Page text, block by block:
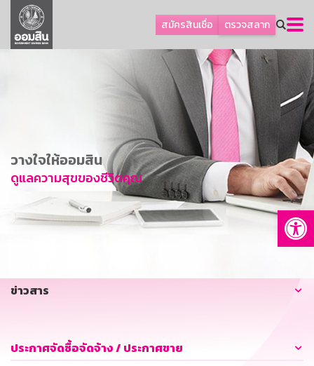
สมัครสินเชื่อ ตรวจสลาก
ลูกค้าธุรกิจ
ลูกค้าผู้ประกอบรายย่อย
การพัฒนาที่ยั่งยืน
ข่าวสาร
บริการทางการเงิน
อื่นๆ
วางใจให้ออมสิน
ดูแลความสุขของชีวิตคุณ
ข่าวสาร
ประกาศจัดซื้อจัดจ้าง / ประกาศขาย